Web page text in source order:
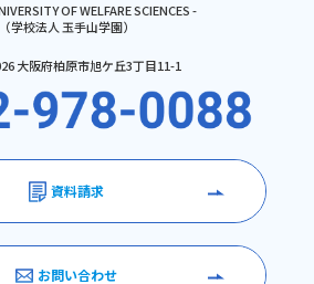
OF WELFARE SCIENCES -
（学校法人 玉手山学園）
大阪府柏原市旭ケ丘3丁目11-1
資料請求
お問い合わせ